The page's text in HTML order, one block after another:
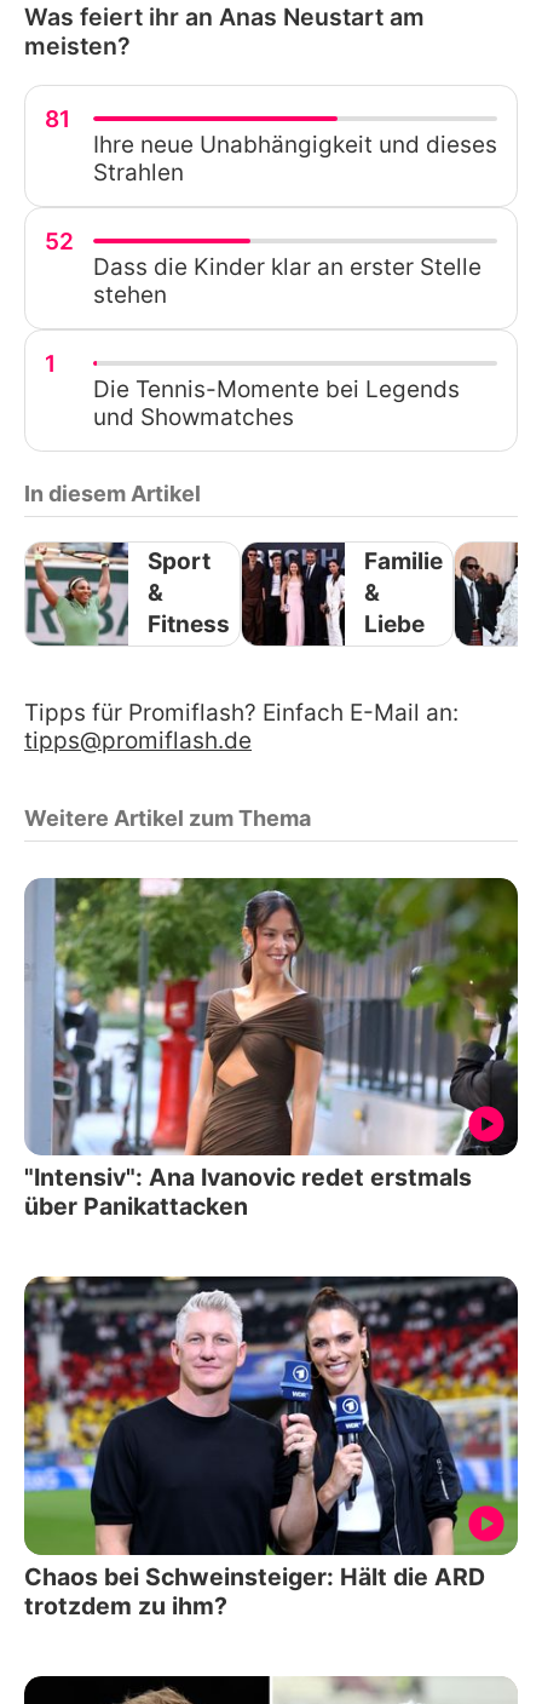
Was feiert ihr an Anas Neustart am
meisten?
81
Ihre neue Unabhängigkeit und dieses
Strahlen
52
Dass die Kinder klar an erster Stelle
stehen
1
Die Tennis-Momente bei Legends
und Showmatches
In diesem Artikel
Sport
&
Fitness
Familie
&
Liebe
Tipps für Promiflash? Einfach E-Mail an:
tipps@promiflash.de
Weitere Artikel zum Thema
"Intensiv": Ana Ivanovic redet erstmals
über Panikattacken
Chaos bei Schweinsteiger: Hält die ARD
trotzdem zu ihm?